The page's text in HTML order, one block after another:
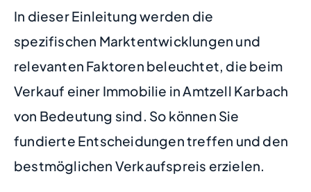
In dieser Einleitung werden die
spezifischen Marktentwicklungen und
relevanten Faktoren beleuchtet, die beim
Verkauf einer Immobilie in Amtzell Karbach
von Bedeutung sind. So können Sie
fundierte Entscheidungen treffen und den
bestmöglichen Verkaufspreis erzielen.